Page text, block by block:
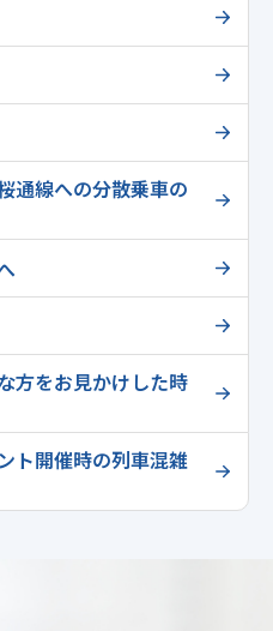
通線への分散乗車の
方をお見かけした時
ト開催時の列車混雑